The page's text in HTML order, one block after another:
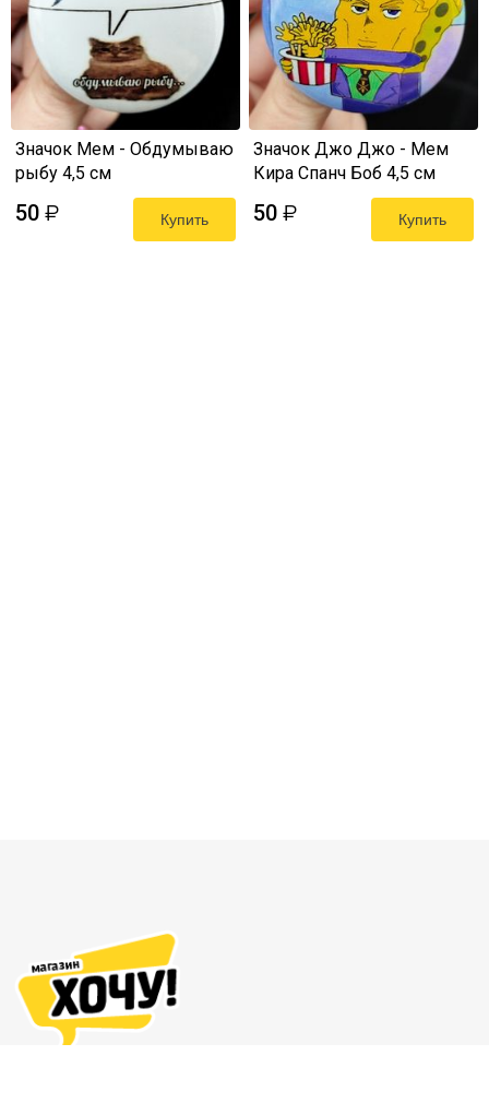
Значок Мем - Обдумываю
рыбу 4,5 см
50 ₽ Купить
Значок Джо Джо - Мем
Кира Спанч Боб 4,5 см
50 ₽ Купить